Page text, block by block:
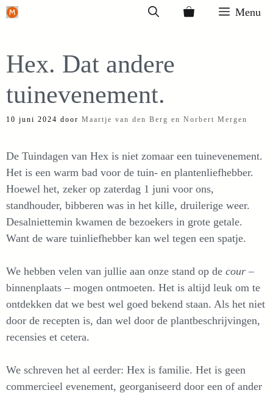
Ga
inhoud
Menu
Hex. Dat andere
tuinevenement.
10 juni 2024 door Maartje van den Berg en Norbert Mergen
De Tuindagen van Hex is niet zomaar een tuinevenement.
Het is een warm bad voor de tuin- en plantenliefhebber.
Hoewel het, zeker op zaterdag 1 juni voor ons,
standhouder, bibberen was in het kille, druilerige weer.
Desalniettemin kwamen de bezoekers in grote getale.
Want de ware tuinliefhebber kan wel tegen een spatje.
We hebben velen van jullie aan onze stand op de cour –
binnenplaats – mogen ontmoeten. Het is altijd leuk om te
ontdekken dat we best wel goed bekend staan. Als het niet
door de recepten is, dan wel door de plantbeschrijvingen,
recensies et cetera.
We schreven het al eerder: Hex is familie. Het is geen
commercieel evenement, georganiseerd door een of ander